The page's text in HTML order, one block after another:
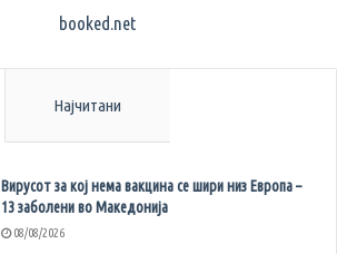
Најчитани
Вирусот за кој нема вакцина се шири низ Европа –
13 заболени во Македонија
08/08/2026